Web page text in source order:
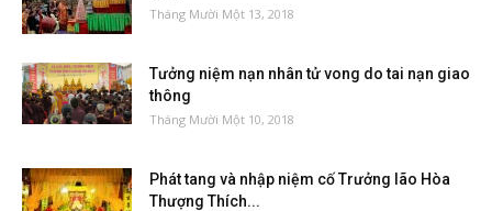
Tháng Mười Một 13, 2018
Tưởng niệm nạn nhân tử vong do tai nạn giao
thông
Tháng Mười Một 10, 2018
Phát tang và nhập niệm cố Trưởng lão Hòa
Thượng Thích...